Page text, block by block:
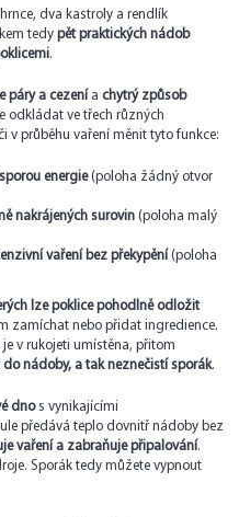
dva kastroly a rendlík
tedy pět praktických nádob
.
páry a cezení a chytrý způsob
odkládat ve třech různých
v průběhu vaření měnit tyto funkce:
energie(poloha žádný otvor
nakrájených surovin (poloha malý
vaření bez překypění (poloha
lze poklice pohodlně odložit
zamíchat nebo přidat ingredience.
je v rukojeti umístěna, přitom
nádoby, a tak neznečistí sporák.
dnos vynikajícími
předává teplo dovnitř nádoby bez
vaření a zabraňuje připalování.
Sporák tedy můžete vypnout